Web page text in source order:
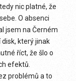
nic platné, že
O absenci
jsem na Černém
který jinak
říct, že šlo o
efektů.
problémů a to